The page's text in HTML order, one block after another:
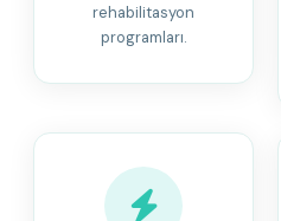
rehabilitasyon
programları.